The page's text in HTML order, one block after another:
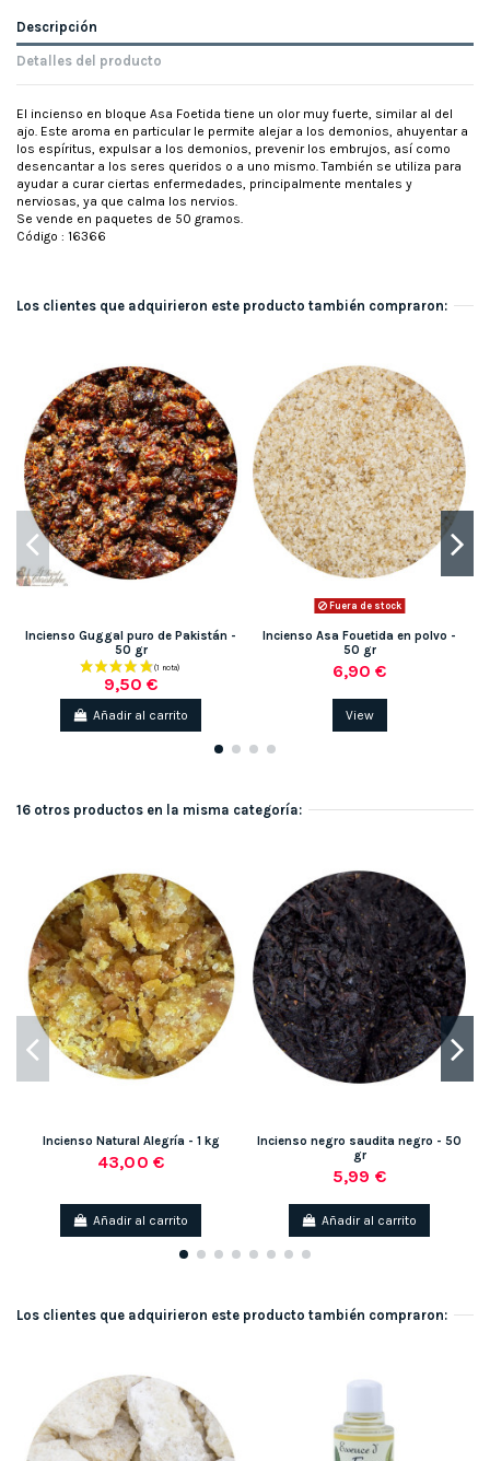
Descripción
Detalles del producto
El incienso en bloque Asa Foetida tiene un olor muy fuerte, similar al del
ajo. Este aroma en particular le permite alejar a los demonios, ahuyentar a
los espíritus, expulsar a los demonios, prevenir los embrujos, así como
desencantar a los seres queridos o a uno mismo. También se utiliza para
ayudar a curar ciertas enfermedades, principalmente mentales y
nerviosas, ya que calma los nervios.
Se vende en paquetes de 50 gramos.
Código : 16366
Los clientes que adquirieron este producto también compraron:
Incienso Guggal puro de Pakistán -
50 gr
9,50 €
Añadir al carrito
Fuera de stock
Incienso Asa Fouetida en polvo -
50 gr
6,90 €
View
16 otros productos en la misma categoría:
Incienso Natural Alegría - 1 kg
43,00 €
Añadir al carrito
Incienso negro saudita negro - 50
gr
5,99 €
Añadir al carrito
Los clientes que adquirieron este producto también compraron: